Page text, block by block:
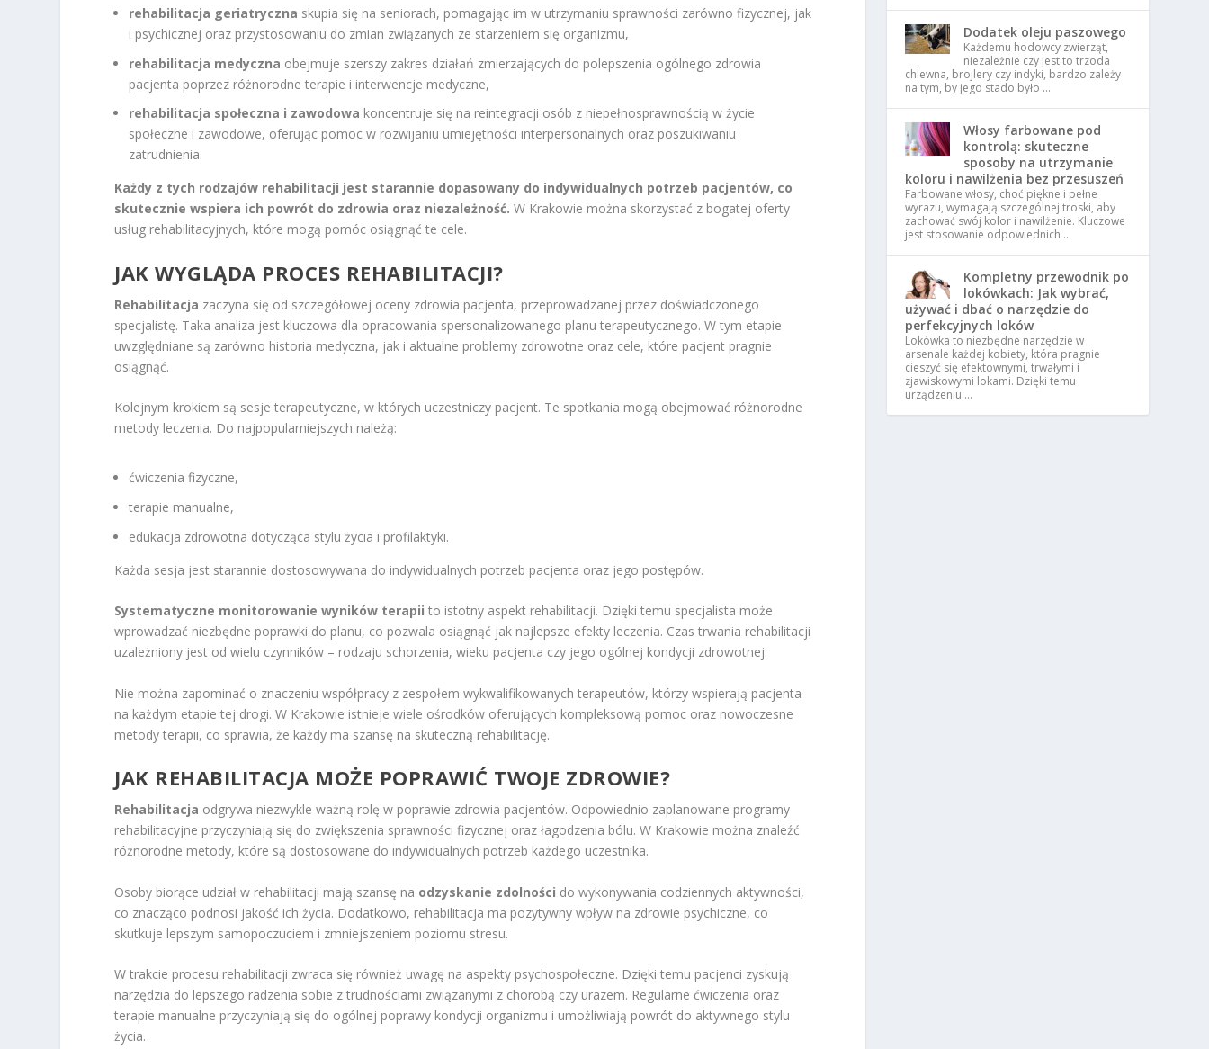
rehabilitacja geriatryczna skupia się na seniorach, pomagając im w utrzymaniu sprawności zarówno fizycznej, jak
i psychicznej oraz przystosowaniu do zmian związanych ze starzeniem się organizmu,
rehabilitacja medyczna obejmuje szerszy zakres działań zmierzających do polepszenia ogólnego zdrowia
pacjenta poprzez różnorodne terapie i interwencje medyczne,
rehabilitacja społeczna i zawodowa koncentruje się na reintegracji osób z niepełnosprawnością w życie
społeczne i zawodowe, oferując pomoc w rozwijaniu umiejętności interpersonalnych oraz poszukiwaniu
zatrudnienia.
Każdy z tych rodzajów rehabilitacji jest starannie dopasowany do indywidualnych potrzeb pacjentów, co
skutecznie wspiera ich powrót do zdrowia oraz niezależność. W Krakowie można skorzystać z bogatej oferty
usług rehabilitacyjnych, które mogą pomóc osiągnąć te cele.
JAK WYGLĄDA PROCES REHABILITACJI?
Rehabilitacja zaczyna się od szczegółowej oceny zdrowia pacjenta, przeprowadzanej przez doświadczonego
specjalistę. Taka analiza jest kluczowa dla opracowania spersonalizowanego planu terapeutycznego. W tym etapie
uwzględniane są zarówno historia medyczna, jak i aktualne problemy zdrowotne oraz cele, które pacjent pragnie
osiągnąć.
Kolejnym krokiem są sesje terapeutyczne, w których uczestniczy pacjent. Te spotkania mogą obejmować różnorodne
metody leczenia. Do najpopularniejszych należą:
ćwiczenia fizyczne,
terapie manualne,
edukacja zdrowotna dotycząca stylu życia i profilaktyki.
Każda sesja jest starannie dostosowywana do indywidualnych potrzeb pacjenta oraz jego postępów.
Systematyczne monitorowanie wyników terapii to istotny aspekt rehabilitacji. Dzięki temu specjalista może
wprowadzać niezbędne poprawki do planu, co pozwala osiągnąć jak najlepsze efekty leczenia. Czas trwania rehabilitacji
uzależniony jest od wielu czynników – rodzaju schorzenia, wieku pacjenta czy jego ogólnej kondycji zdrowotnej.
Nie można zapominać o znaczeniu współpracy z zespołem wykwalifikowanych terapeutów, którzy wspierają pacjenta
na każdym etapie tej drogi. W Krakowie istnieje wiele ośrodków oferujących kompleksową pomoc oraz nowoczesne
metody terapii, co sprawia, że każdy ma szansę na skuteczną rehabilitację.
JAK REHABILITACJA MOŻE POPRAWIĆ TWOJE ZDROWIE?
Rehabilitacja odgrywa niezwykle ważną rolę w poprawie zdrowia pacjentów. Odpowiednio zaplanowane programy
rehabilitacyjne przyczyniają się do zwiększenia sprawności fizycznej oraz łagodzenia bólu. W Krakowie można znaleźć
różnorodne metody, które są dostosowane do indywidualnych potrzeb każdego uczestnika.
Osoby biorące udział w rehabilitacji mają szansę na odzyskanie zdolności do wykonywania codziennych aktywności,
co znacząco podnosi jakość ich życia. Dodatkowo, rehabilitacja ma pozytywny wpływ na zdrowie psychiczne, co
skutkuje lepszym samopoczuciem i zmniejszeniem poziomu stresu.
W trakcie procesu rehabilitacji zwraca się również uwagę na aspekty psychospołeczne. Dzięki temu pacjenci zyskują
narzędzia do lepszego radzenia sobie z trudnościami związanymi z chorobą czy urazem. Regularne ćwiczenia oraz
terapie manualne przyczyniają się do ogólnej poprawy kondycji organizmu i umożliwiają powrót do aktywnego stylu
życia.
Dodatek oleju paszowego
Każdemu hodowcy zwierząt,
niezależnie czy jest to trzoda
chlewna, brojlery czy indyki, bardzo zależy
na tym, by jego stado było …
Włosy farbowane pod
kontrolą: skuteczne
sposoby na utrzymanie
koloru i nawilżenia bez przesuszeń
Farbowane włosy, choć piękne i pełne
wyrazu, wymagają szczególnej troski, aby
zachować swój kolor i nawilżenie. Kluczowe
jest stosowanie odpowiednich …
Kompletny przewodnik po
lokówkach: Jak wybrać,
używać i dbać o narzędzie do
perfekcyjnych loków
Lokówka to niezbędne narzędzie w
arsenale każdej kobiety, która pragnie
cieszyć się efektownymi, trwałymi i
zjawiskowymi lokami. Dzięki temu
urządzeniu …